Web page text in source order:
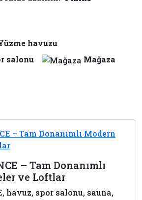
havuzu
salonu
Mağaza
– Tam Donanımlı
ve Loftlar
havuz, spor salonu, sauna,